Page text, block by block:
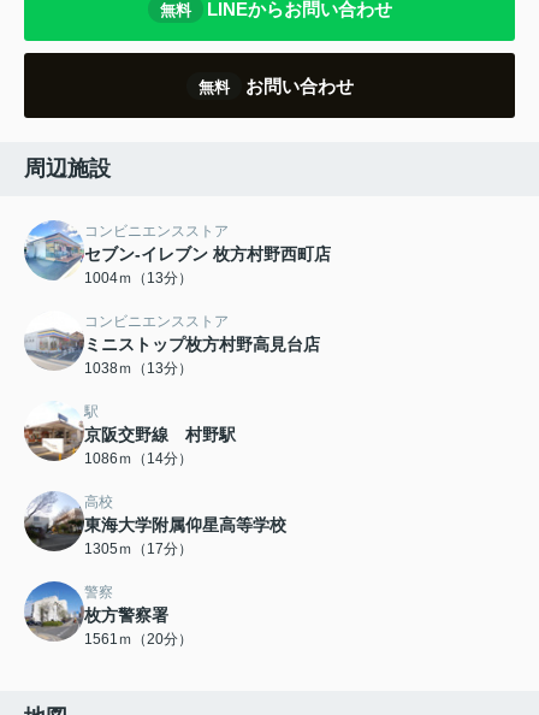
無料 LINEからお問い合わせ
無料 お問い合わせ
周辺施設
コンビニエンスストア
セブン-イレブン 枚方村野西町店
1004ｍ（13分）
コンビニエンスストア
ミニストップ枚方村野高見台店
1038ｍ（13分）
駅
京阪交野線 村野駅
1086ｍ（14分）
高校
東海大学附属仰星高等学校
1305ｍ（17分）
警察
枚方警察署
1561ｍ（20分）